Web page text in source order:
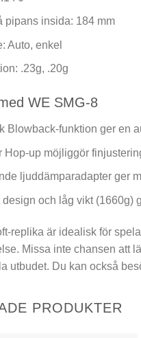
pipans insida: 184 mm
Auto, enkel
.23g, .20g
WE SMG-8
Blowback-funktion ger en
Hop-up möjliggör
ljuddämparadapter ger
design och låg vikt (1660g)
replika är idealisk för
Missa inte chansen att
utbudet. Du kan också
PRODUKTER